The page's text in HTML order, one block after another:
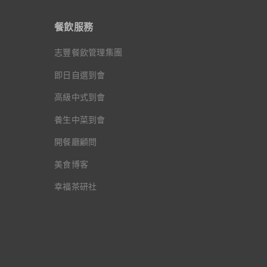
餐飲服務
志豐餐飲管理集團
即日自選到會
高級中式到會
養生中菜到會
開餐廳顧問
美食博客
幸福茶研社